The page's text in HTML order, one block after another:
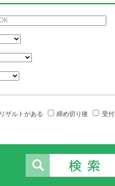
リザルトがある 締め切り後 受